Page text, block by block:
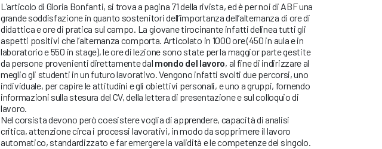
L’articolo di Gloria Bonfanti, si trova a pagina 71 della rivista, ed è per noi di ABF una
grande soddisfazione in quanto sostenitori dell’importanza dell’alternanza di ore di
didattica e ore di pratica sul campo. La giovane tirocinante infatti delinea tutti gli
aspetti positivi che l’alternanza comporta. Articolato in 1000 ore (450 in aula e in
laboratorio e 550 in stage), le ore di lezione sono state per la maggior parte gestite
da persone provenienti direttamente dal mondo del lavoro, al fine di indirizzare al
meglio gli studenti in un futuro lavorativo. Vengono infatti svolti due percorsi, uno
individuale, per capire le attitudini e gli obiettivi personali, e uno a gruppi, fornendo
informazioni sulla stesura del CV, della lettera di presentazione e sul colloquio di
lavoro.
Nel corsista devono però coesistere voglia di apprendere, capacità di analisi
critica, attenzione circa i processi lavorativi, in modo da sopprimere il lavoro
automatico, standardizzato e far emergere la validità e le competenze del singolo.